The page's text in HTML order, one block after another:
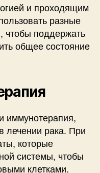
и проходящим
разные
чтобы поддержать
общее состояние
иммунотерапия,
лечении рака. При
которые
системы, чтобы
клетками.